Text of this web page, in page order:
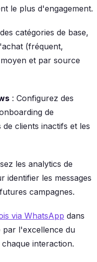
le plus d'engagement.
catégories de base,
(fréquent,
et par source
: Configurez des
de
clients inactifs et les
les analytics de
identifier les messages
campagnes.
via WhatsApp dans
par l'excellence du
interaction.